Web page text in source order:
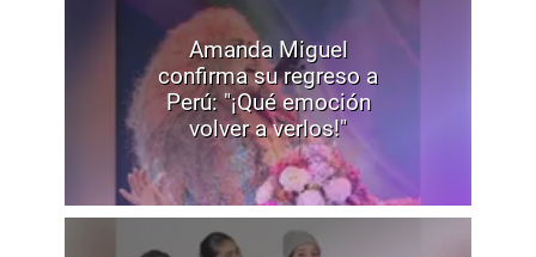
Amanda Miguel
confirma su regreso a
Perú: "¡Qué emoción
volver a verlos!"